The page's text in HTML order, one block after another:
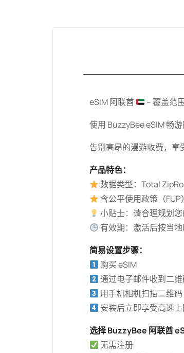
eSIM 阿联酋
– 覆盖范
使用 BuzzyBee eSIM 畅
告别高昂的漫游收费，享
产品特色：
数据类型：Total
含公平使用政策（
小贴士：请合理规划
有效期：激活后按当
简易设置步骤：
购买 eSIM
通过电子邮件收到二维
用手机相机扫描二维码
安装后立即享受高速上
选择 BuzzyBee 阿联酋
无需注册